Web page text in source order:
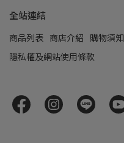
全站連結
商品列表 商店介紹 購物須知
隱私權及網站使用條款